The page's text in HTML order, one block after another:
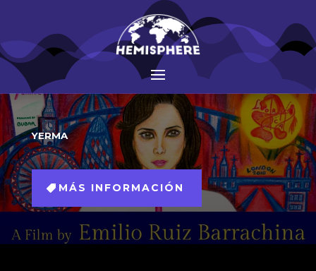
YERMA
MÁS INFORMACIÓN